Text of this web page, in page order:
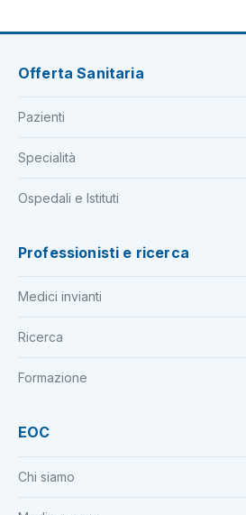
Offerta Sanitaria
Pazienti
Specialità
Ospedali e Istituti
Professionisti e ricerca
Medici invianti
Ricerca
Formazione
EOC
Chi siamo